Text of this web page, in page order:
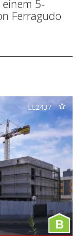
5-
Ferragudo
LE2437
B